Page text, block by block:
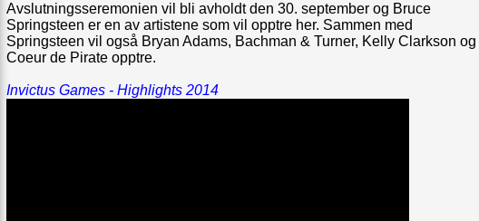
Avslutningsseremonien vil bli avholdt den 30. september og Bruce
Springsteen er en av artistene som vil opptre her. Sammen med
Springsteen vil også Bryan Adams, Bachman & Turner, Kelly Clarkson og
Coeur de Pirate opptre.
Invictus Games - Highlights 2014